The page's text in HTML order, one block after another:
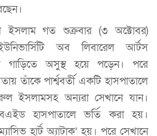
গত শুক্রবার (৩ অক্টোবর)
অব লিবারেল আর্টস
গাড়িতে অসুস্থ হয়ে পড়েন। পরে
তাঁকে পার্শ্ববর্তী একটি হাসপাতালে
ইসলামসহ অন্যরা সেখানে যান।
হাসপাতালে ভর্তি করা হয়।
হার্ট অ্যাটাক’ হয়। পরে সেখানে